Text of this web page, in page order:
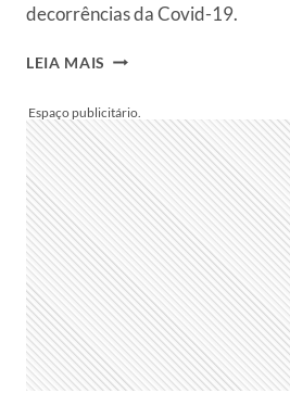
decorrências da Covid-19.
LEIA MAIS TATÁ
QUATRO
PROTEÇÕES
CONTRA
COVID-
19
EM
CREMAÇÃO
DE
PAULO
GUSTAVO
E
RECEBE